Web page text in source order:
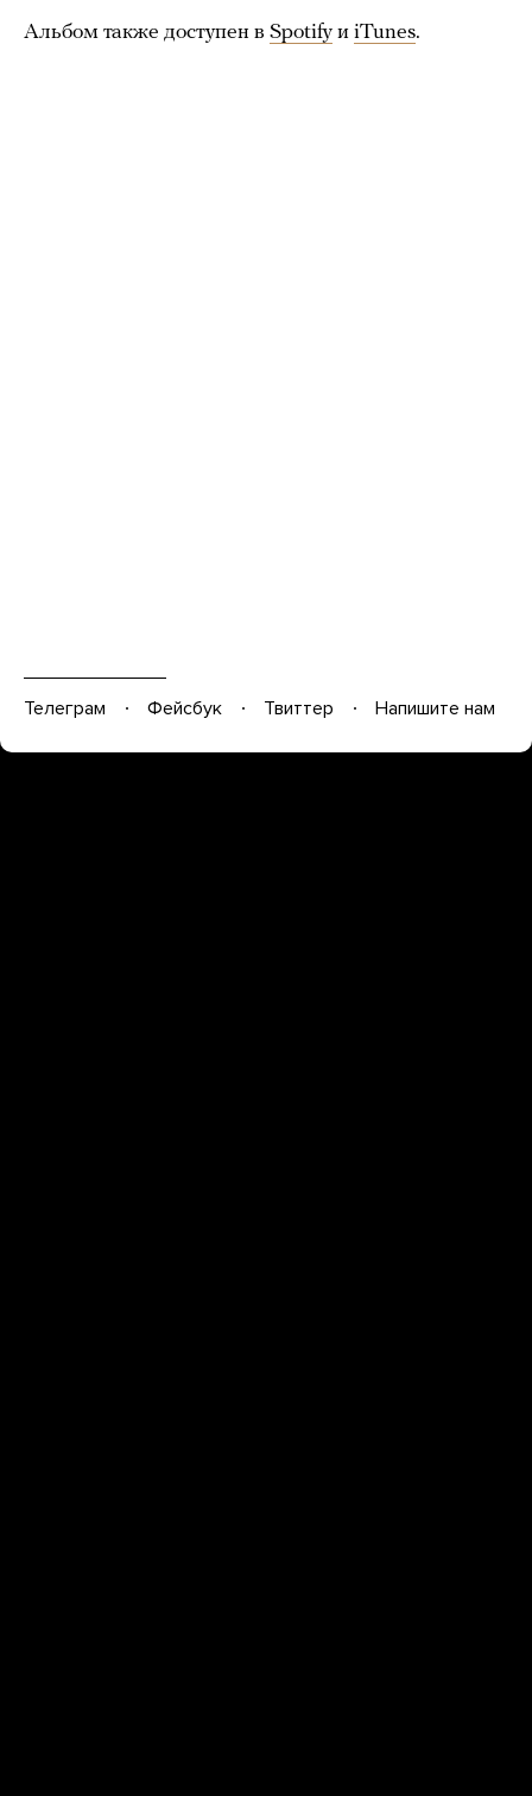
Альбом также доступен в Spotify и iTunes.
Телеграм Фейсбук Твиттер Напишите нам